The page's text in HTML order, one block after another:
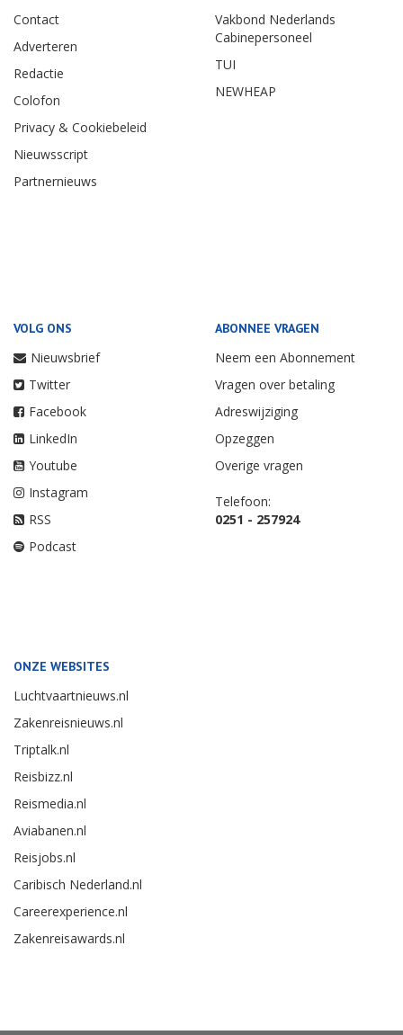
Contact
Adverteren
Redactie
Colofon
Privacy & Cookiebeleid
Nieuwsscript
Partnernieuws
Vakbond Nederlands
Cabinepersoneel
TUI
NEWHEAP
VOLG ONS
Nieuwsbrief
Twitter
Facebook
LinkedIn
Youtube
Instagram
RSS
Podcast
ABONNEE VRAGEN
Neem een Abonnement
Vragen over betaling
Adreswijziging
Opzeggen
Overige vragen
Telefoon:
0251 - 257924
ONZE WEBSITES
Luchtvaartnieuws.nl
Zakenreisnieuws.nl
Triptalk.nl
Reisbizz.nl
Reismedia.nl
Aviabanen.nl
Reisjobs.nl
Caribisch Nederland.nl
Careerexperience.nl
Zakenreisawards.nl